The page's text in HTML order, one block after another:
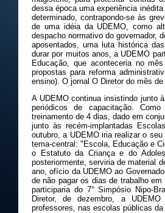
dessa época uma experiência
determinado, contrapondo-se às
de uma idéia da UDEMO, como
despacho normativo do governador,
aposentados, uma luta histórica
durar por muitos anos, a UDEMO
Educação, que aconteceria no
propostas para reforma
ensino). O jornal O Diretor do mês
A UDEMO continua insistindo junto
periódicos de capacitação.
treinamento de 4 dias, dado em
junto às recém-implantadas
outubro, a UDEMO iria realizar o
tema-central: "Escola, Educação e
o Estatuto da Criança e do
posteriormente, serviria de material
ano, ofício da UDEMO ao
de não pagar os dias de trabalho
participaria do 7° Simpósio Nipo-
Diretor, de dezembro, a
professores, nas escolas públicas da